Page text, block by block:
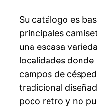
Su catálogo es
principales
una escasa
localidades
campos de
tradicional
poco retro y no